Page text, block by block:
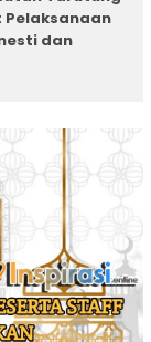
Pelaksanaan
dan